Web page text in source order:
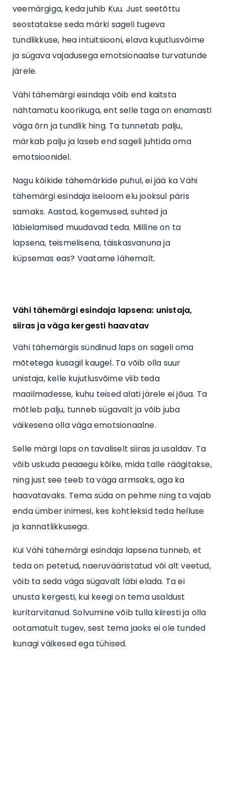
veemärgiga, keda juhib Kuu. Just seetõttu
seostatakse seda märki sageli tugeva
tundlikkuse, hea intuitsiooni, elava kujutlusvõime
ja sügava vajadusega emotsionaalse turvatunde
järele.
Vähi tähemärgi esindaja võib end kaitsta
nähtamatu koorikuga, ent selle taga on enamasti
väga õrn ja tundlik hing. Ta tunnetab palju,
märkab palju ja laseb end sageli juhtida oma
emotsioonidel.
Nagu kõikide tähemärkide puhul, ei jää ka Vähi
tähemärgi esindaja iseloom elu jooksul päris
samaks. Aastad, kogemused, suhted ja
läbielamised muudavad teda. Milline on ta
lapsena, teismelisena, täiskasvanuna ja
küpsemas eas? Vaatame lähemalt.
Vähi tähemärgi esindaja lapsena: unistaja,
siiras ja väga kergesti haavatav
Vähi tähemärgis sündinud laps on sageli oma
mõtetega kusagil kaugel. Ta võib olla suur
unistaja, kelle kujutlusvõime viib teda
maailmadesse, kuhu teised alati järele ei jõua. Ta
mõtleb palju, tunneb sügavalt ja võib juba
väikesena olla väga emotsionaalne.
Selle märgi laps on tavaliselt siiras ja usaldav. Ta
võib uskuda peaaegu kõike, mida talle räägitakse,
ning just see teeb ta väga armsaks, aga ka
haavatavaks. Tema süda on pehme ning ta vajab
enda ümber inimesi, kes kohtleksid teda helluse
ja kannatlikkusega.
Kui Vähi tähemärgi esindaja lapsena tunneb, et
teda on petetud, naeruvääristatud või alt veetud,
võib ta seda väga sügavalt läbi elada. Ta ei
unusta kergesti, kui keegi on tema usaldust
kuritarvitanud. Solvumine võib tulla kiiresti ja olla
ootamatult tugev, sest tema jaoks ei ole tunded
kunagi väikesed ega tühised.